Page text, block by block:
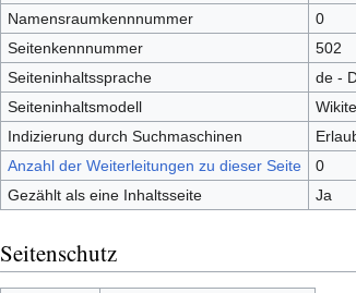
Namensraumkennnummer
0
Seitenkennnummer
502
Seiteninhaltssprache
de -
Seiteninhaltsmodell
Indizierung durch Suchmaschinen
Anzahl der Weiterleitungen zu dieser Seite
0
Gezählt als eine Inhaltsseite
Ja
Seitenschutz